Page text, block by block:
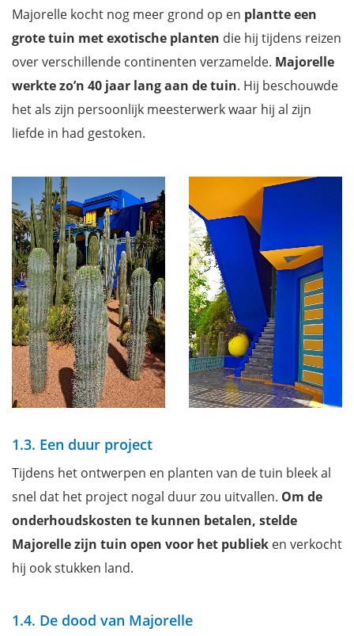
Majorelle kocht nog meer grond op en plantte een
grote tuin met exotische planten die hij tijdens reizen
over verschillende continenten verzamelde. Majorelle
werkte zo’n 40 jaar lang aan de tuin. Hij beschouwde
het als zijn persoonlijk meesterwerk waar hij al zijn
liefde in had gestoken.
1.3. Een duur project
Tijdens het ontwerpen en planten van de tuin bleek al
snel dat het project nogal duur zou uitvallen. Om de
onderhoudskosten te kunnen betalen, stelde
Majorelle zijn tuin open voor het publiek en verkocht
hij ook stukken land.
1.4. De dood van Majorelle